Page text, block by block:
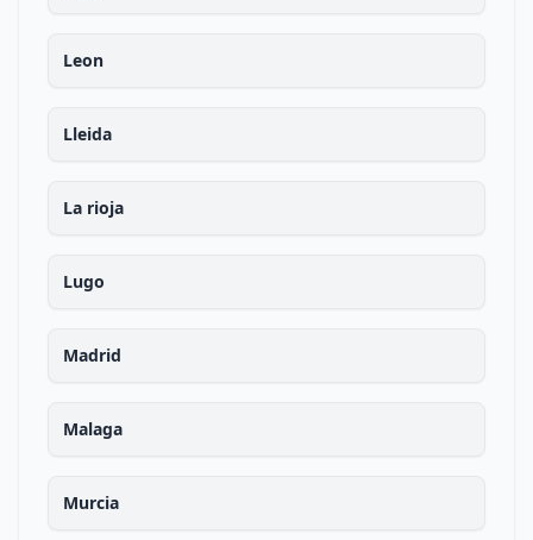
Leon
Lleida
La rioja
Lugo
Madrid
Malaga
Murcia